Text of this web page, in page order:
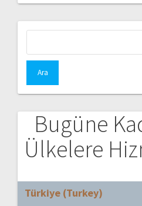
Bugüne
Ülkelere
Türkiye (Turkey)